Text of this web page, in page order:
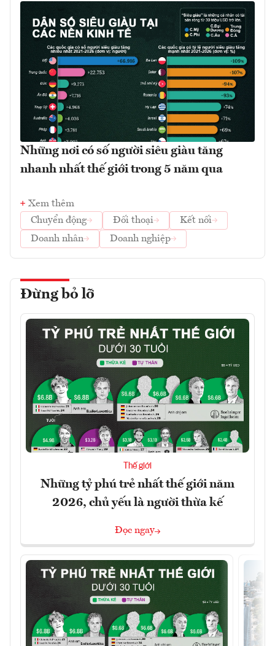
Những nơi có số người siêu giàu tăng
nhanh nhất thế giới trong 5 năm qua
Xem thêm
Chuyển động
Đối thoại
Kết nối
Doanh nhân
Doanh nghiệp
Đừng bỏ lỡ
Thế giới
Những tỷ phú trẻ nhất thế giới năm
2026, chủ yếu là người thừa kế
Đọc ngay